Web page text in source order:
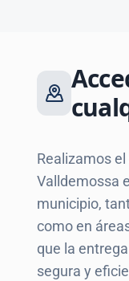
Realizamos
Valldemossa
municipio,
como en
que la
segura y